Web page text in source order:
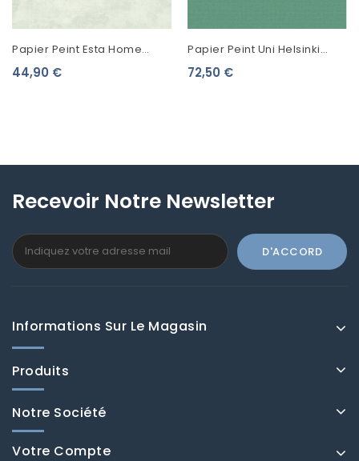
Papier Peint Esta Home
Greenhouse Aspect Béton
44,90 €
Papier Peint Uni Helsinki
Resolution Derby Gazon
72,50 €
Recevoir Notre Newsletter
Informations Sur Le Magasin
Produits
Notre Société
Votre Compte